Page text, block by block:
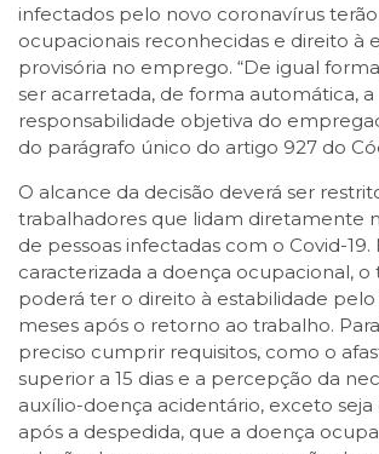
infectados pelo novo coronavírus
ocupacionais reconhecidas e direito à
provisória no emprego. “De igual
ser acarretada, de forma automática, a
responsabilidade objetiva do
do parágrafo único do artigo 927 do
O alcance da decisão deverá ser
trabalhadores que lidam diretamente
de pessoas infectadas com o Covid-19.
caracterizada a doença ocupacional,
poderá ter o direito à estabilidade pelo
meses após o retorno ao trabalho. Para
preciso cumprir requisitos, como o
superior a 15 dias e a percepção da
auxílio-doença acidentário, exceto seja
após a despedida, que a doença